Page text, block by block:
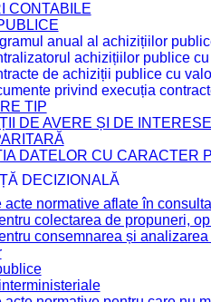
CONTABILE
anual al achizițiilor
achizițiilor publice
de achiziții publice cu
privind execuția
TIP
DE AVERE ȘI DE INTERESE
DATELOR CU CARACTER
DECIZIONALĂ
acte normative aflate în
colectarea de propuneri,
consemnarea și